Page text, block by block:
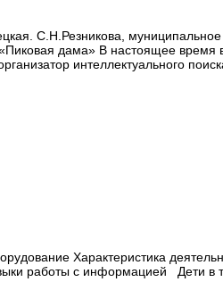
С.Н.Резникова,
дама» В настоящее время
интеллектуального
Характеристика
работы с информацией Дети в